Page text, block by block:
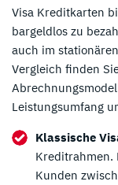
Visa Kreditkarten
bargeldlos zu
auch im
Vergleich finden
Leistungsumfang
Klassische
Kreditrahmen.
Kunden